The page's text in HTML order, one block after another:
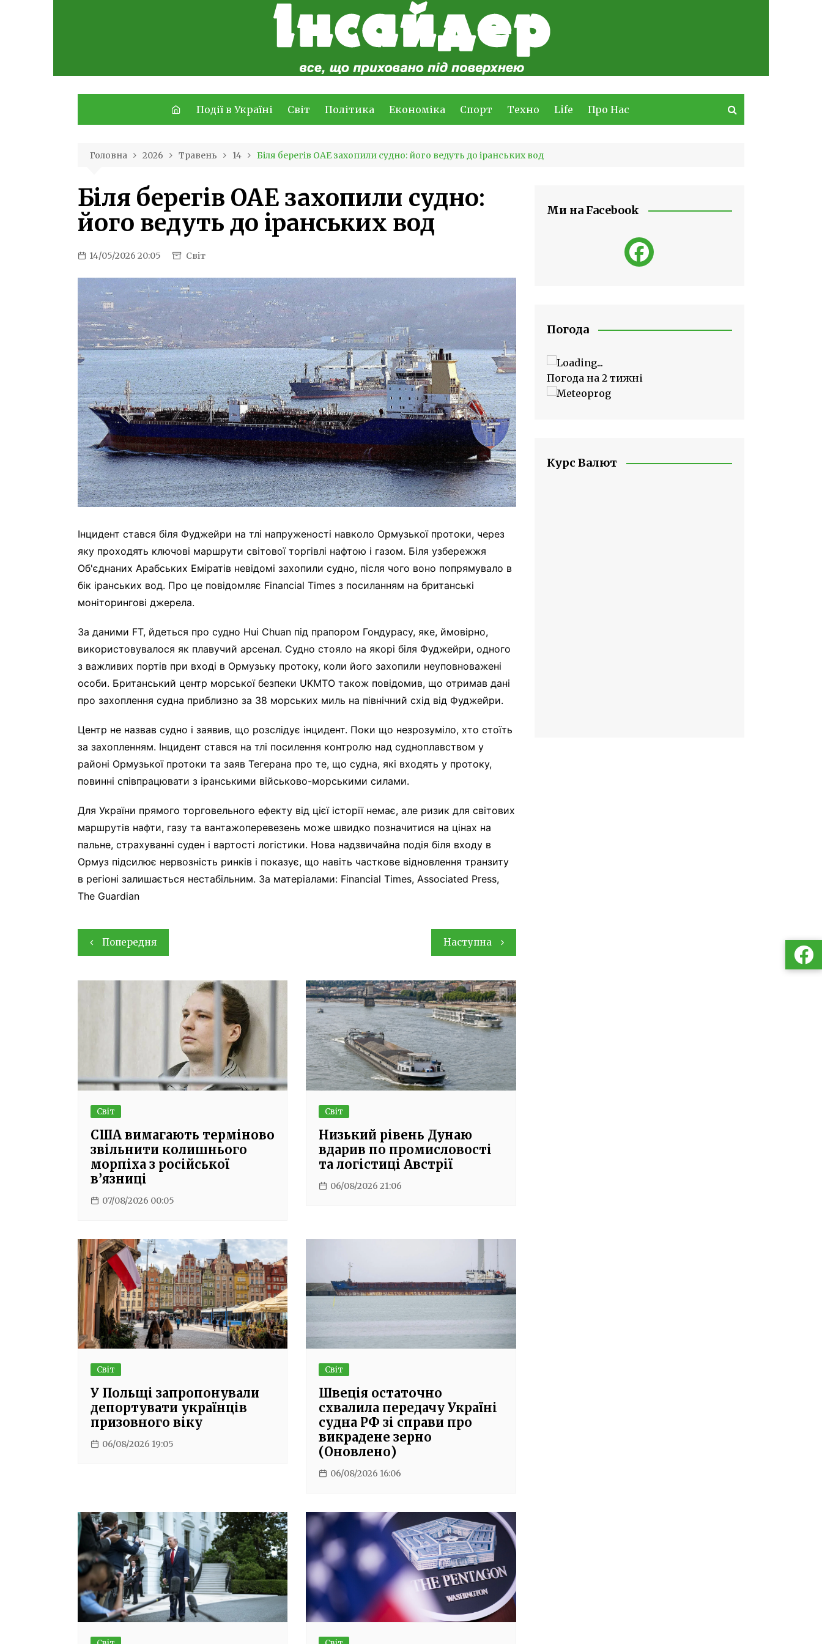
Події в Україні Світ Політика Економіка Спорт Техно Life Про Нас
Головна 2026 Травень 14 Біля берегів ОАЕ захопили судно: його ведуть до іранських вод
Біля берегів ОАЕ захопили судно:
його ведуть до іранських вод
14/05/2026 20:05 Світ
Інцидент стався біля Фуджейри на тлі напруженості навколо Ормузької протоки, через
яку проходять ключові маршрути світової торгівлі нафтою і газом. Біля узбережжя
Об'єднаних Арабських Еміратів невідомі захопили судно, після чого воно попрямувало в
бік іранських вод. Про це повідомляє Financial Times з посиланням на британські
моніторингові джерела.
За даними FT, йдеться про судно Hui Chuan під прапором Гондурасу, яке, ймовірно,
використовувалося як плавучий арсенал. Судно стояло на якорі біля Фуджейри, одного
з важливих портів при вході в Ормузьку протоку, коли його захопили неуповноважені
особи. Британський центр морської безпеки UKMTO також повідомив, що отримав дані
про захоплення судна приблизно за 38 морських миль на північний схід від Фуджейри.
Центр не назвав судно і заявив, що розслідує інцидент. Поки що незрозуміло, хто стоїть
за захопленням. Інцидент стався на тлі посилення контролю над судноплавством у
районі Ормузької протоки та заяв Тегерана про те, що судна, які входять у протоку,
повинні співпрацювати з іранськими військово-морськими силами.
Для України прямого торговельного ефекту від цієї історії немає, але ризик для світових
маршрутів нафти, газу та вантажоперевезень може швидко позначитися на цінах на
пальне, страхуванні суден і вартості логістики. Нова надзвичайна подія біля входу в
Ормуз підсилює нервозність ринків і показує, що навіть часткове відновлення транзиту
в регіоні залишається нестабільним. За матеріалами: Financial Times, Associated Press,
The Guardian
Навігація
записів
Попередня Наступна
Світ
США вимагають терміново
звільнити колишнього
морпіха з російської
в’язниці
07/08/2026 00:05
Світ
Низький рівень Дунаю
вдарив по промисловості
та логістиці Австрії
06/08/2026 21:06
Світ
У Польщі запропонували
депортувати українців
призовного віку
06/08/2026 19:05
Світ
Швеція остаточно
схвалила передачу Україні
судна РФ зі справи про
викрадене зерно
(Оновлено)
06/08/2026 16:06
Ми на Facebook
Погода
Погода на 2 тижні
Курс Валют